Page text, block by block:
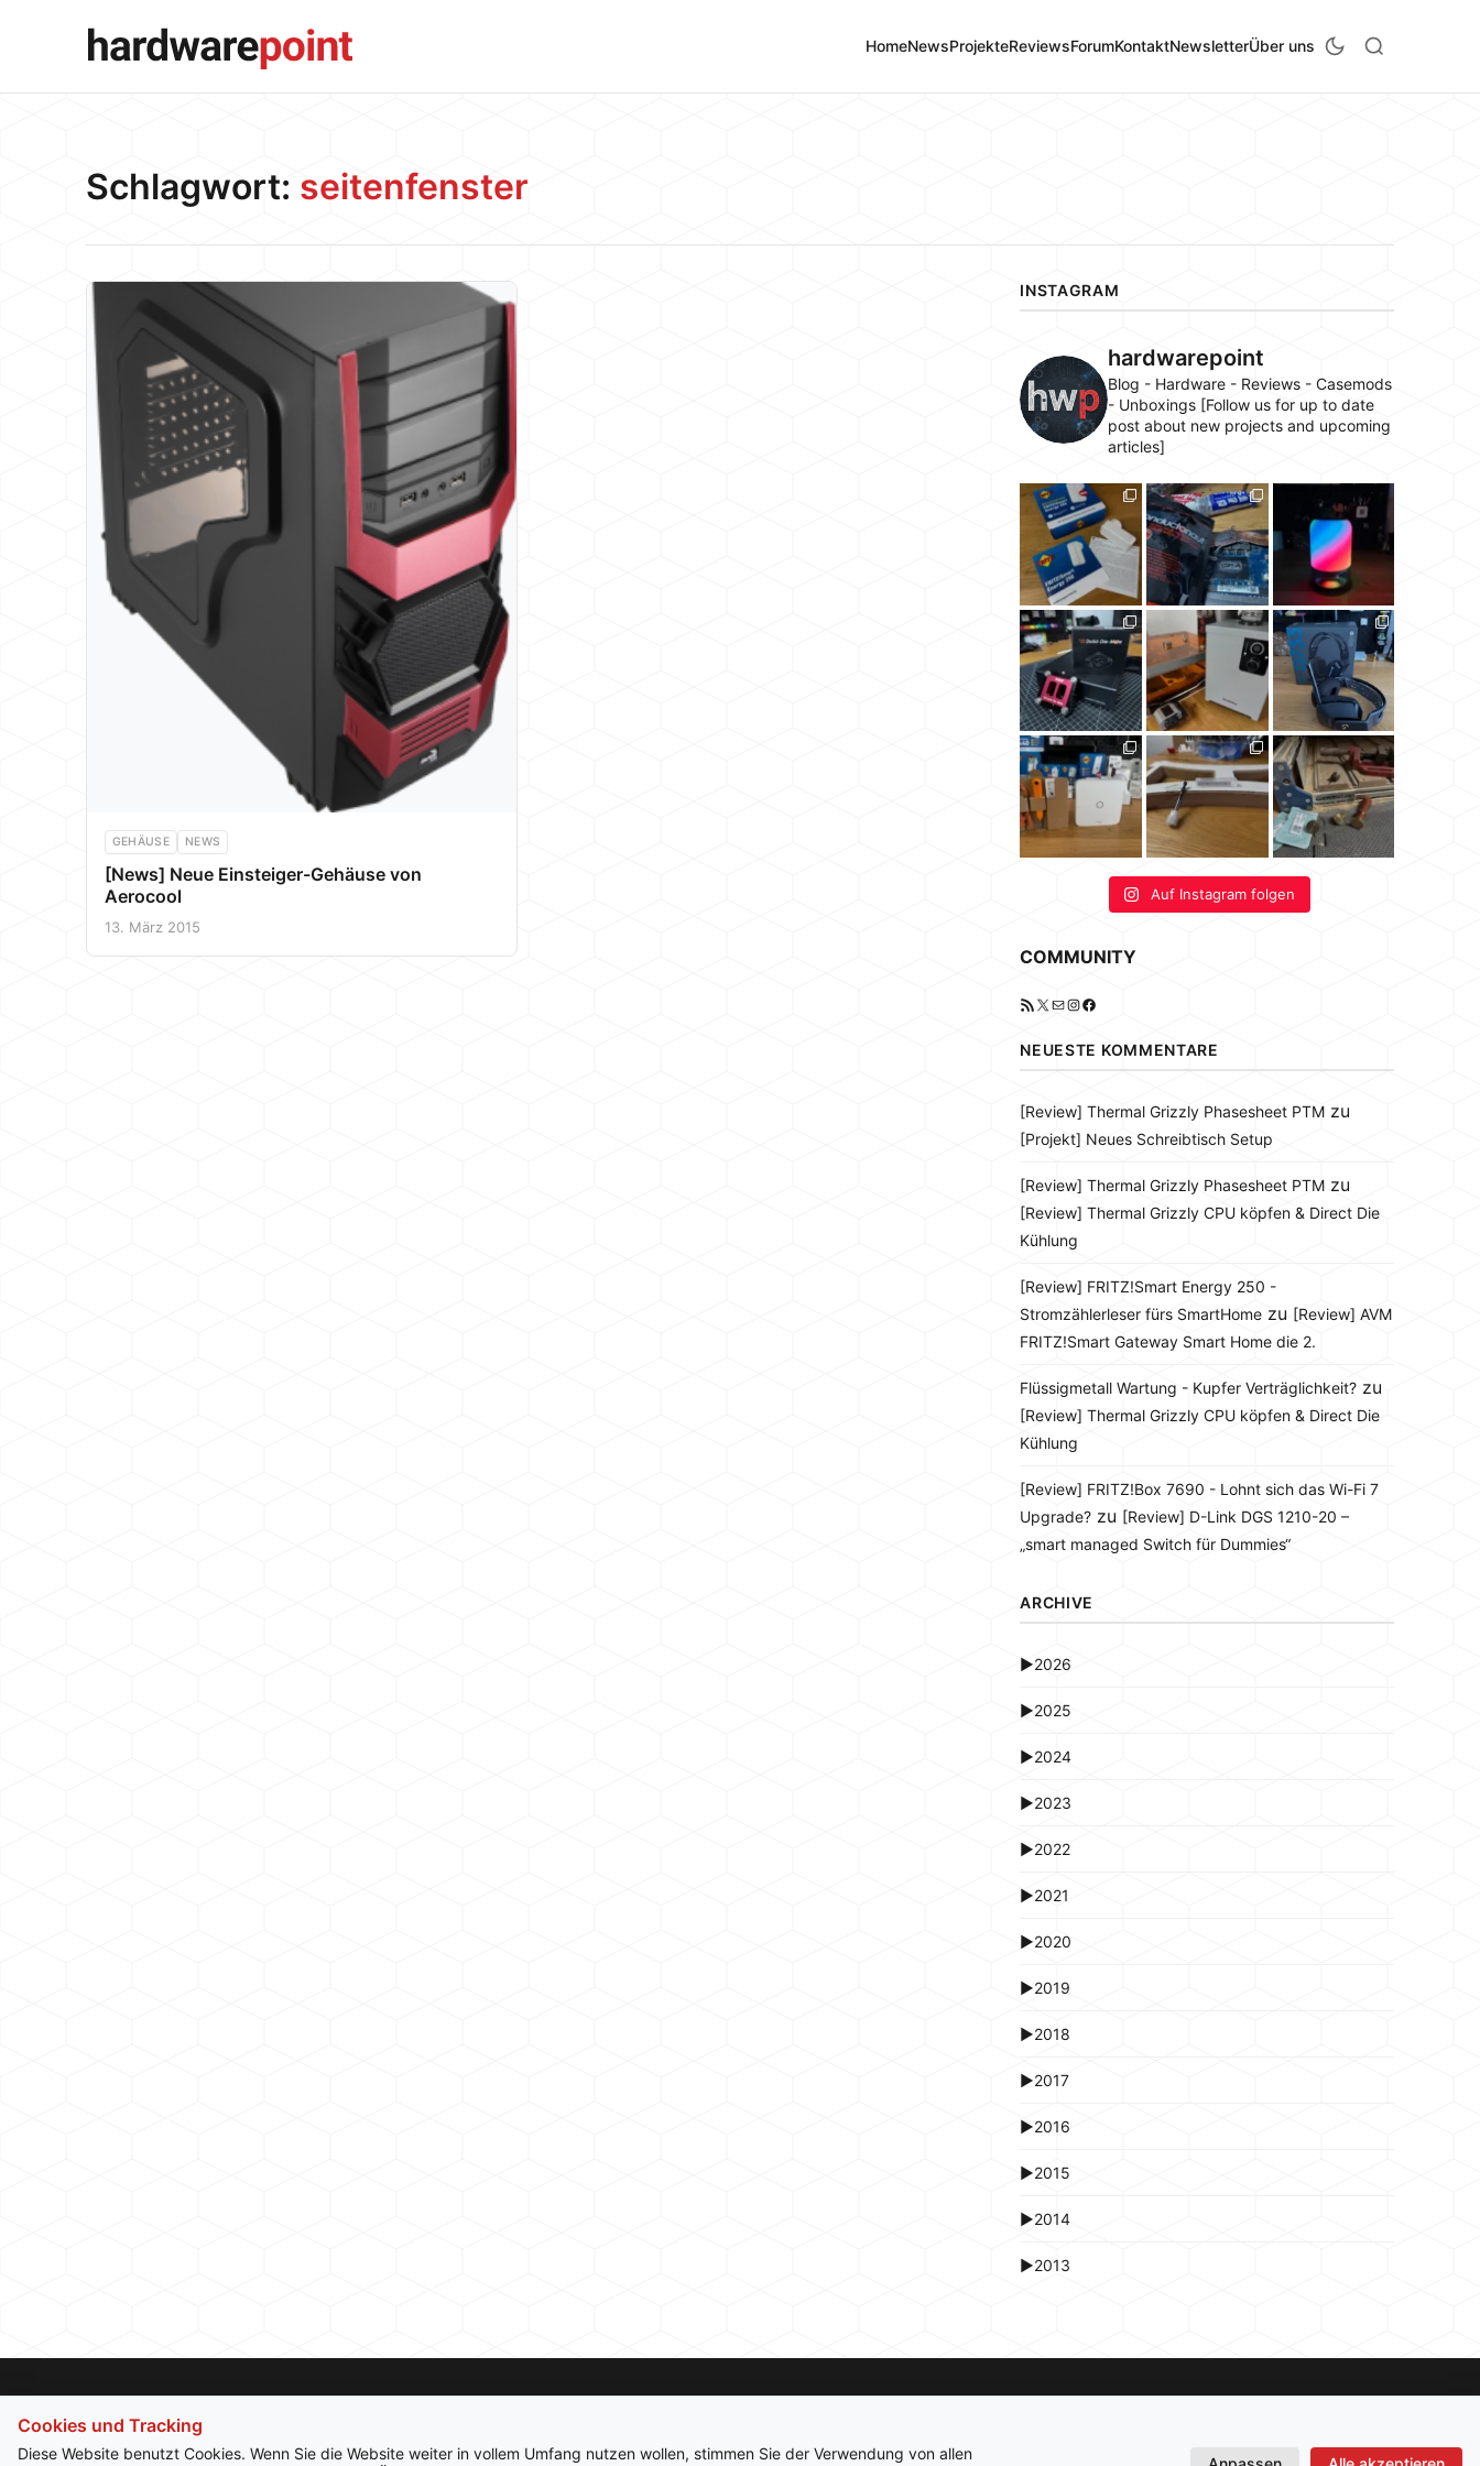
HomeNewsProjekteReviewsForumKontaktNewsletterÜber uns
Schlagwort: seitenfenster
GEHÄUSE NEWS
[News] Neue Einsteiger-Gehäuse von
Aerocool
13. März 2015
INSTAGRAM
hardwarepoint
Blog - Hardware - Reviews - Casemods
- Unboxings [Follow us for up to date
post about new projects and upcoming
articles]
Auf Instagram folgen
COMMUNITY
RSS-Feed
X E-MailInstagram
Facebook
NEUESTE KOMMENTARE
[Review] Thermal Grizzly Phasesheet PTM zu
[Projekt] Neues Schreibtisch Setup
[Review] Thermal Grizzly Phasesheet PTM zu
[Review] Thermal Grizzly CPU köpfen & Direct Die
Kühlung
[Review] FRITZ!Smart Energy 250 -
Stromzählerleser fürs SmartHome zu [Review] AVM
FRITZ!Smart Gateway Smart Home die 2.
Flüssigmetall Wartung - Kupfer Verträglichkeit? zu
[Review] Thermal Grizzly CPU köpfen & Direct Die
Kühlung
[Review] FRITZ!Box 7690 - Lohnt sich das Wi-Fi 7
Upgrade? zu [Review] D-Link DGS 1210-20 –
„smart managed Switch für Dummies“
ARCHIVE
►2026
►2025
►2024
►2023
►2022
►2021
►2020
►2019
►2018
►2017
►2016
►2015
►2014
►2013
Cookies und Tracking
Diese Website benutzt Cookies. Wenn Sie die Website weiter in vollem Umfang nutzen wollen, stimmen Sie der Verwendung von allen